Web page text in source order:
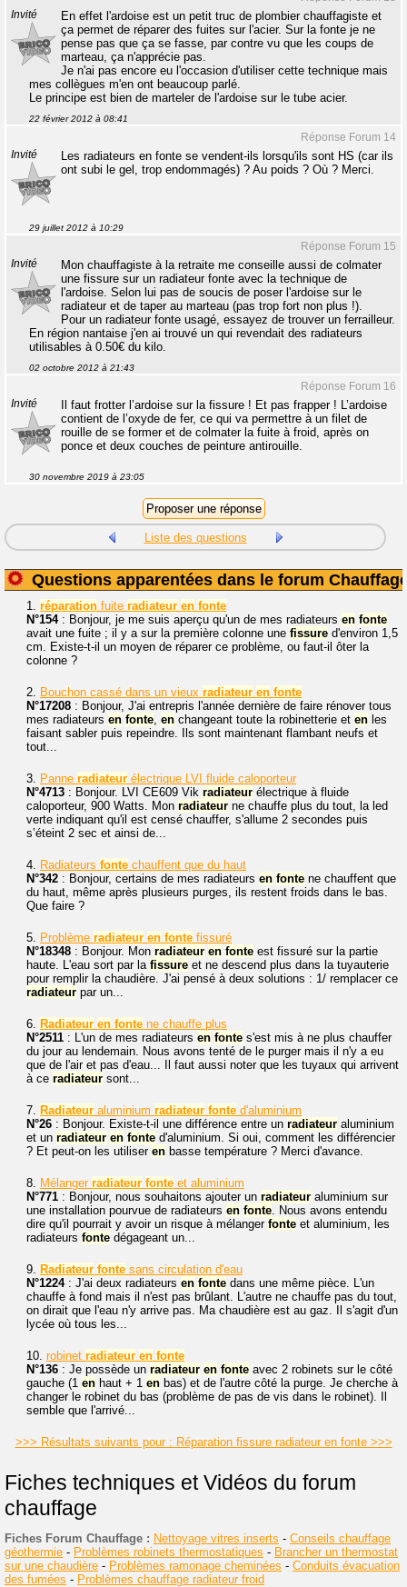
Invité
En effet l'ardoise est un petit truc de plombier chauffagiste et
ça permet de réparer des fuites sur l'acier. Sur la fonte je ne
pense pas que ça se fasse, par contre vu que les coups de
marteau, ça n'apprécie pas.
Je n'ai pas encore eu l'occasion d'utiliser cette technique mais
mes collègues m'en ont beaucoup parlé.
Le principe est bien de marteler de l'ardoise sur le tube acier.
22 février 2012 à 08:41
Réponse Forum 14
Invité
Les radiateurs en fonte se vendent-ils lorsqu'ils sont HS (car ils
ont subi le gel, trop endommagés) ? Au poids ? Où ? Merci.
29 juillet 2012 à 10:29
Réponse Forum 15
Invité
Mon chauffagiste à la retraite me conseille aussi de colmater
une fissure sur un radiateur fonte avec la technique de
l'ardoise. Selon lui pas de soucis de poser l'ardoise sur le
radiateur et de taper au marteau (pas trop fort non plus !).
Pour un radiateur fonte usagé, essayez de trouver un ferrailleur.
En région nantaise j'en ai trouvé un qui revendait des radiateurs
utilisables à 0.50€ du kilo.
02 octobre 2012 à 21:43
Réponse Forum 16
Invité
Il faut frotter l’ardoise sur la fissure ! Et pas frapper ! L’ardoise
contient de l’oxyde de fer, ce qui va permettre à un filet de
rouille de se former et de colmater la fuite à froid, après on
ponce et deux couches de peinture antirouille.
30 novembre 2019 à 23:05
Liste des questions
Questions apparentées dans le forum
1. réparation fuite radiateur en fonte
N°154: Bonjour, je me suis aperçu qu'un de mes radiateurs en fonte
avait une fuite ; il y a sur la première colonne une fissure d'environ 1,5
cm. Existe-t-il un moyen de réparer ce problème, ou faut-il ôter la
colonne ?
2. Bouchon cassé dans un vieux radiateur en fonte
N°17208 : Bonjour, J'ai entrepris l'année dernière de faire rénover tous
mes radiateurs en fonte, en changeant toute la robinetterie et en les
faisant sabler puis repeindre. Ils sont maintenant flambant neufs et
tout...
3. Panne radiateur électrique LVI fluide caloporteur
N°4713 : Bonjour. LVI CE609 Vik radiateur électrique à fluide
caloporteur, 900 Watts. Mon radiateur ne chauffe plus du tout, la led
verte indiquant qu'il est censé chauffer, s'allume 2 secondes puis
s’éteint 2 sec et ainsi de...
4. Radiateurs fonte chauffent que du haut
N°342 : Bonjour, certains de mes radiateurs en fonte ne chauffent que
du haut, même après plusieurs purges, ils restent froids dans le bas.
Que faire ?
5. Problème radiateur en fonte fissuré
N°18348 : Bonjour. Mon radiateur en fonte est fissuré sur la partie
haute. L'eau sort par la fissure et ne descend plus dans la tuyauterie
pour remplir la chaudière. J'ai pensé à deux solutions : 1/ remplacer ce
radiateur par un...
6. Radiateur en fonte ne chauffe plus
N°2511 : L'un de mes radiateurs en fonte s'est mis à ne plus chauffer
du jour au lendemain. Nous avons tenté de le purger mais il n'y a eu
que de l'air et pas d'eau... Il faut aussi noter que les tuyaux qui arrivent
à ce radiateur sont...
7. Radiateur aluminium radiateur fonte d'aluminium
N°26 : Bonjour. Existe-t-il une différence entre un radiateur aluminium
et un radiateur en fonte d'aluminium. Si oui, comment les différencier
? Et peut-on les utiliser en basse température ? Merci d'avance.
8. Mélanger radiateur fonte et aluminium
N°771 : Bonjour, nous souhaitons ajouter un radiateur aluminium sur
une installation pourvue de radiateurs en fonte. Nous avons entendu
dire qu'il pourrait y avoir un risque à mélanger fonte et aluminium, les
radiateurs fonte dégageant un...
9. Radiateur fonte sans circulation d'eau
N°1224: J'ai deux radiateurs en fonte dans une même pièce. L'un
chauffe à fond mais il n'est pas brûlant. L'autre ne chauffe pas du tout,
on dirait que l'eau n'y arrive pas. Ma chaudière est au gaz. Il s'agit d'un
lycée où tous les...
10. robinet radiateur en fonte
N°136 : Je possède un radiateur en fonte avec 2 robinets sur le côté
gauche (1 en haut + 1 en bas) et de l'autre côté la purge. Je cherche à
changer le robinet du bas (problème de pas de vis dans le robinet). Il
semble que l'arrivé...
>>> Résultats suivants pour : Réparation fissure radiateur en fonte >>>
Fiches techniques et Vidéos du forum
chauffage
Fiches Forum Chauffage : Nettoyage vitres inserts - Conseils chauffage
géothermie - Problèmes robinets thermostatiques - Brancher un thermostat
sur une chaudière - Problèmes ramonage cheminées - Conduits évacuation
des fumées - Problèmes chauffage radiateur froid